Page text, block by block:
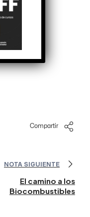
Compartir
NOTA SIGUIENTE
El camino a los
Biocombustibles